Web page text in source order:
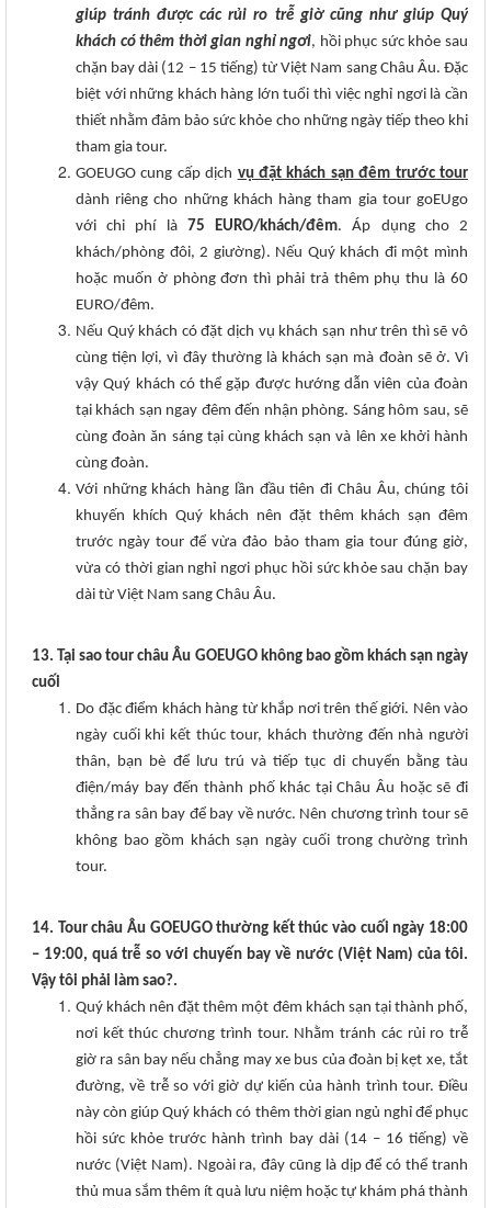
giúp tránh được các rủi ro trễ giờ cũng như giúp Quý
khách có thêm thời gian nghỉ ngơi, hồi phục sức khỏe sau
chặn bay dài (12 – 15 tiếng) từ Việt Nam sang Châu Âu. Đặc
biệt với những khách hàng lớn tuổi thì việc nghỉ ngơi là cần
thiết nhằm đảm bảo sức khỏe cho những ngày tiếp theo khi
tham gia tour.
GOEUGO cung cấp dịch vụ đặt khách sạn đêm trước tour
dành riêng cho những khách hàng tham gia tour goEUgo
với chi phí là 75 EURO/khách/đêm. Áp dụng cho 2
khách/phòng đôi, 2 giường). Nếu Quý khách đi một mình
hoặc muốn ở phòng đơn thì phải trả thêm phụ thu là 60
EURO/đêm.
Nếu Quý khách có đặt dịch vụ khách sạn như trên thì sẽ vô
cùng tiện lợi, vì đây thường là khách sạn mà đoàn sẽ ở. Vì
vậy Quý khách có thể gặp được hướng dẫn viên của đoàn
tại khách sạn ngay đêm đến nhận phòng. Sáng hôm sau, sẽ
cùng đoàn ăn sáng tại cùng khách sạn và lên xe khởi hành
cùng đoàn.
Với những khách hàng lần đầu tiên đi Châu Âu, chúng tôi
khuyến khích Quý khách nên đặt thêm khách sạn đêm
trước ngày tour để vừa đảo bảo tham gia tour đúng giờ,
vừa có thời gian nghỉ ngơi phục hồi sức khỏe sau chặn bay
dài từ Việt Nam sang Châu Âu.
13. Tại sao tour châu Âu GOEUGO không bao gồm khách sạn ngày
cuối
Do đặc điểm khách hàng từ khắp nơi trên thế giới. Nên vào
ngày cuối khi kết thúc tour, khách thường đến nhà người
thân, bạn bè để lưu trú và tiếp tục di chuyển bằng tàu
điện/máy bay đến thành phố khác tại Châu Âu hoặc sẽ đi
thẳng ra sân bay để bay về nước. Nên chương trình tour sẽ
không bao gồm khách sạn ngày cuối trong chường trình
tour.
14. Tour châu Âu GOEUGO thường kết thúc vào cuối ngày 18:00
– 19:00, quá trễ so với chuyến bay về nước (Việt Nam) của tôi.
Vậy tôi phải làm sao?.
Quý khách nên đặt thêm một đêm khách sạn tại thành phố,
nơi kết thúc chương trình tour. Nhằm tránh các rủi ro trễ
giờ ra sân bay nếu chẳng may xe bus của đoàn bị kẹt xe, tắt
đường, về trễ so với giờ dự kiến của hành trình tour. Điều
này còn giúp Quý khách có thêm thời gian ngủ nghỉ để phục
hồi sức khỏe trước hành trình bay dài (14 – 16 tiếng) về
nước (Việt Nam). Ngoài ra, đây cũng là dịp để có thể tranh
thủ mua sắm thêm ít quà lưu niệm hoặc tự khám phá thành